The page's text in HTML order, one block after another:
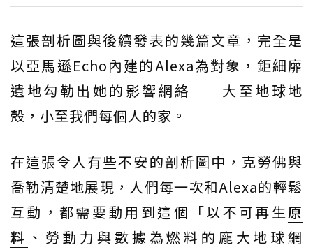
這張剖析圖與後續發表的幾篇文章，完全是
以亞馬遜Echo內建的Alexa為對象，鉅細靡
遺地勾勒出她的影響網絡──大至地球地
殼，小至我們每個人的家。
在這張令人有些不安的剖析圖中，克勞佛與
喬勒清楚地展現，人們每一次和Alexa的輕鬆
互動，都需要動用到這個「以不可再生原
料 、勞動力與數據為燃料的龐大地球網